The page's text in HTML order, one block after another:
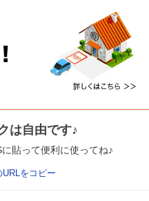
は自由です♪
貼って便利に使ってね♪
URLをコピー